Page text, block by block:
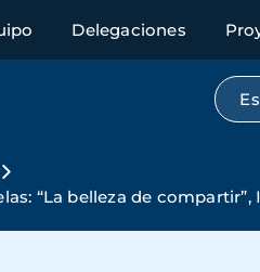
Delegaciones
“La belleza de